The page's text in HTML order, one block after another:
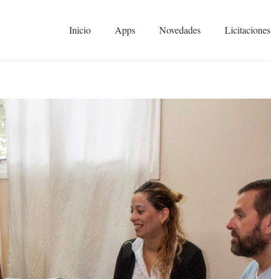
Inicio Apps Novedades Licitaciones